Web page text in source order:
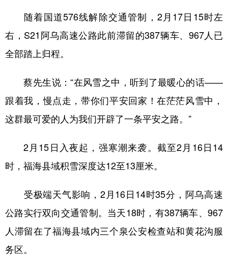
地方频道
北京
辽宁 上海 江苏
浙江 安徽 福建 江西
山东 河南 湖北 湖南
四川 贵州 云南
多语种频道
随着国道576线解除交通管制，2月17日15时左
右，S21阿乌高速公路此前滞留的387辆车、967人已
全部踏上归程。
蔡先生说：“在风雪之中，听到了最暖心的话——
跟着我，慢点走，带你们平安回家！在茫茫风雪中，
这群最可爱的人为我们开辟了一条平安之路。”
2月15日入夜起，强寒潮来袭。截至2月16日14
时，福海县域积雪深度达12至13厘米。
受极端天气影响，2月16日14时35分，阿乌高速
公路实行双向交通管制。当天18时，有387辆车、967
人滞留在了福海县域内三个泉公安检查站和黄花沟服
务区。